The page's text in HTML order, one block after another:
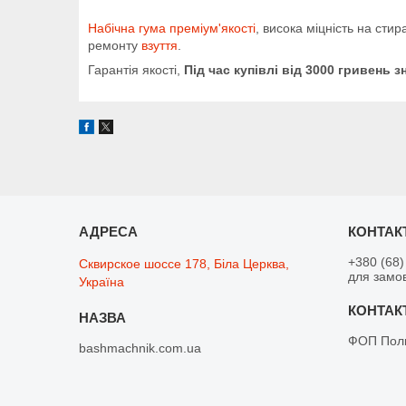
Набічна гума преміум'якості , висока міцність на
ремонту взуття
Гарантія якості, Під час купівлі від 3000
Сквирское шоссе 178, Біла Церква,
Україна
bashmachnik.com.ua
+380
для
ФОП